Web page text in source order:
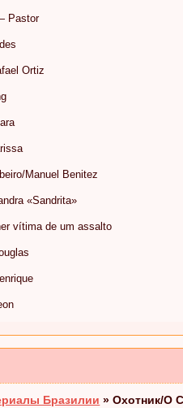
Pastor
Ortiz
Manuel Benitez
«Sandrita»
vítima de um assalto
Бразилии »Охотник/O